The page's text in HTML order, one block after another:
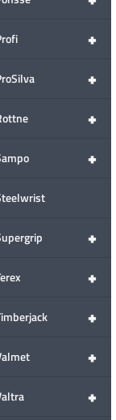
+
+
+
+
+
+
+
+
+